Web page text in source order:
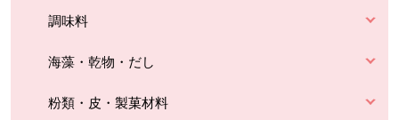
調味料
海藻・乾物・だし
粉類・皮・製菓材料